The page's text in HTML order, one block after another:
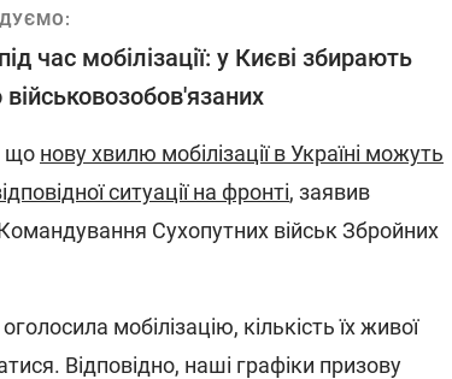
час мобілізації: у Києві збирають
військовозобов'язаних
що нову хвилю мобілізації в Україні можуть
ситуації на фронті, заявив
Сухопутних військ Збройних
мобілізацію, кількість їх живої
Відповідно, наші графіки призову